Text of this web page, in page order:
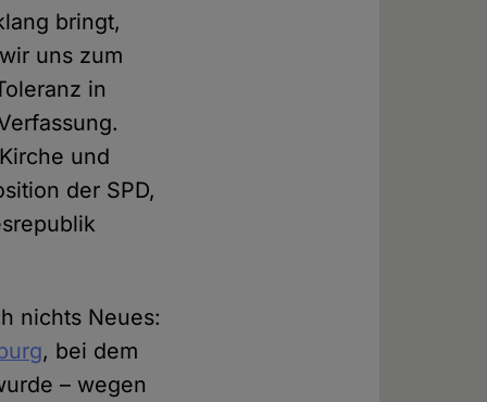
bringt,
uns zum
in
und
der SPD,
nichts Neues:
, bei dem
– wegen